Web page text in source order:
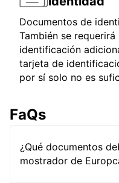
Documentos de
También se
identificación
tarjeta de
por sí solo no es
FaQs
¿Qué documentos
mostrador de